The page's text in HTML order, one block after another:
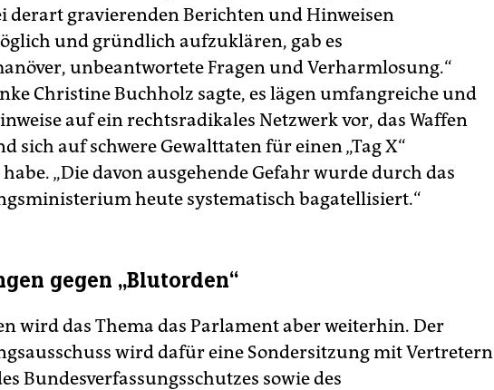
derart gravierenden Berichten und Hinweisen
und gründlich aufzuklären, gab es
unbeantwortete Fragen und Verharmlosung.“
Christine Buchholz sagte, es lägen umfangreiche und
auf ein rechtsradikales Netzwerk vor, das Waffen
sich auf schwere Gewalttaten für einen „Tag X“
„Die davon ausgehende Gefahr wurde durch das
heute systematisch bagatellisiert.“
gegen „Blutorden“
wird das Thema das Parlament aber weiterhin. Der
wird dafür eine Sondersitzung mit Vertretern
Bundesverfassungsschutzes sowie des